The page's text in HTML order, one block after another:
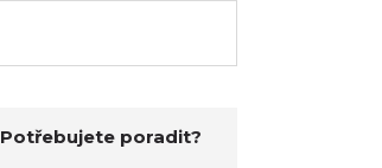
Potřebujete poradit?